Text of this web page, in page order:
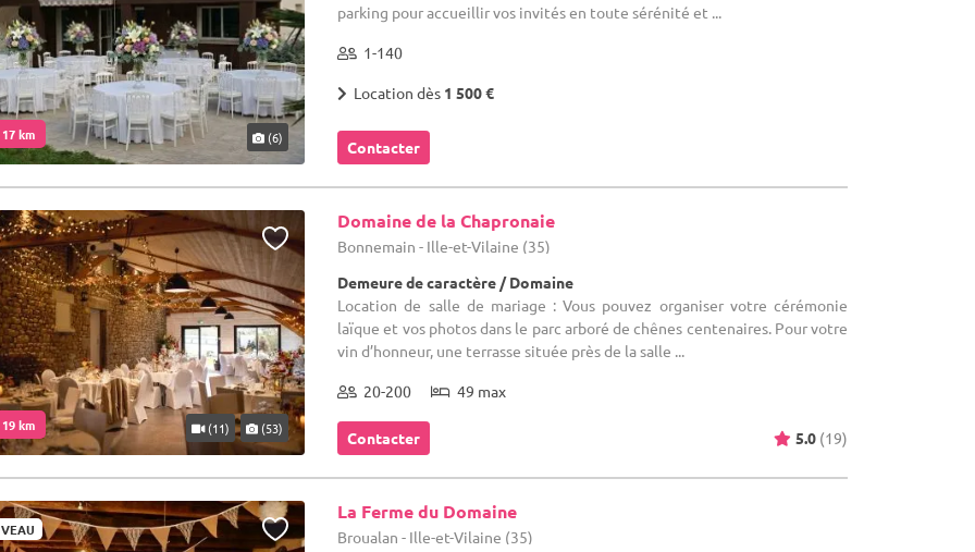
km (6)
parking pour accueillir vos invités en toute sérénité et ...
1-140
Location dès 1 500 €
Contacter
km (11) (53)
Domaine de la Chapronaie
Bonnemain - Ille-et-Vilaine (35)
Demeure de caractère / Domaine
Location de salle de mariage : Vous pouvez organiser votre cérémonie
laïque et vos photos dans le parc arboré de chênes centenaires. Pour votre
vin d’honneur, une terrasse située près de la salle ...
20-200 49 max
Contacter 5.0 (19)
La Ferme du Domaine
Broualan - Ille-et-Vilaine (35)